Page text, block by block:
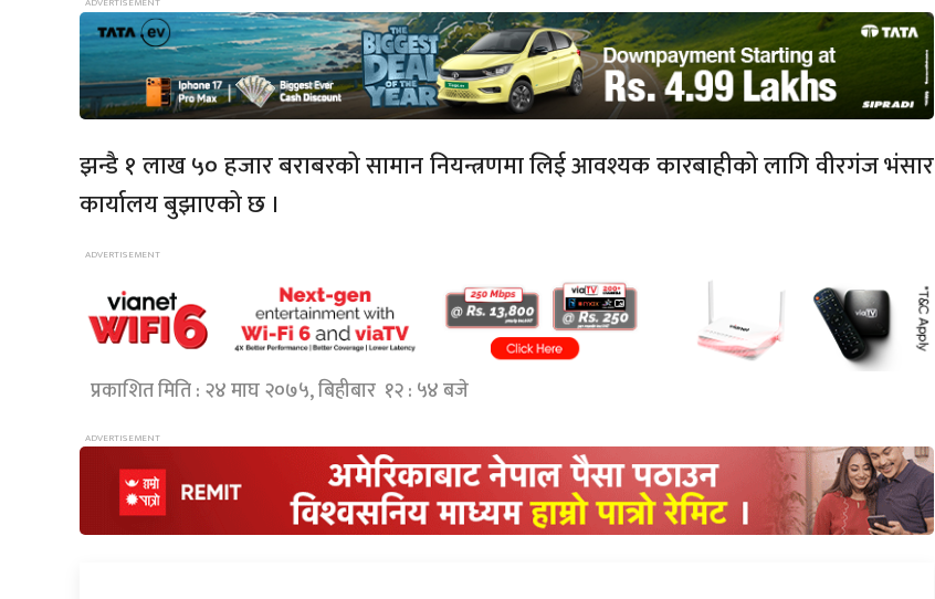
झन्डै १ लाख ५० हजार बराबरको सामान नियन्त्रणमा लिई आवश्यक कारबाहीको लागि वीरगंज भंसार
कार्यालय बुझाएको छ ।
प्रकाशित मिति : २४ माघ २०७५, बिहीबार १२ : ५४ बजे